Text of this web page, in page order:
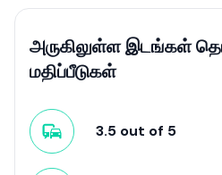
அருகிலுள்ள இடங்கள்
மதிப்பீடுகள்
3.5 out of 5